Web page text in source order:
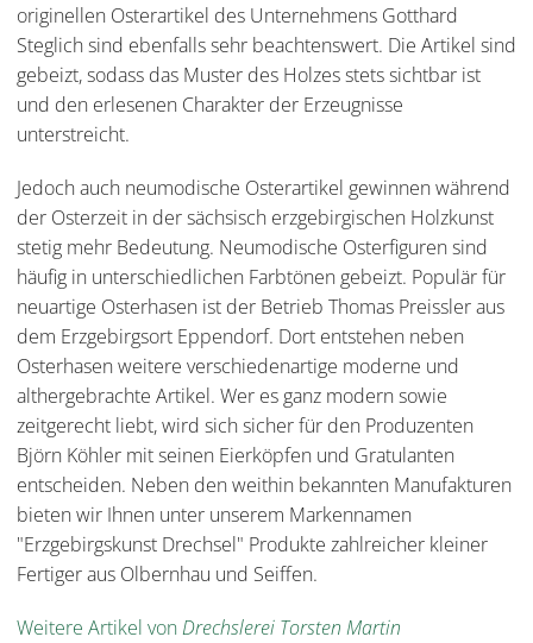
originellen Osterartikel des Unternehmens Gotthard
Steglich sind ebenfalls sehr beachtenswert. Die Artikel sind
gebeizt, sodass das Muster des Holzes stets sichtbar ist
und den erlesenen Charakter der Erzeugnisse
unterstreicht.
Jedoch auch neumodische Osterartikel gewinnen während
der Osterzeit in der sächsisch erzgebirgischen Holzkunst
stetig mehr Bedeutung. Neumodische Osterfiguren sind
häufig in unterschiedlichen Farbtönen gebeizt. Populär für
neuartige Osterhasen ist der Betrieb Thomas Preissler aus
dem Erzgebirgsort Eppendorf. Dort entstehen neben
Osterhasen weitere verschiedenartige moderne und
althergebrachte Artikel. Wer es ganz modern sowie
zeitgerecht liebt, wird sich sicher für den Produzenten
Björn Köhler mit seinen Eierköpfen und Gratulanten
entscheiden. Neben den weithin bekannten Manufakturen
bieten wir Ihnen unter unserem Markennamen
"Erzgebirgskunst Drechsel" Produkte zahlreicher kleiner
Fertiger aus Olbernhau und Seiffen.
Weitere Artikel vonDrechslerei Torsten Martin